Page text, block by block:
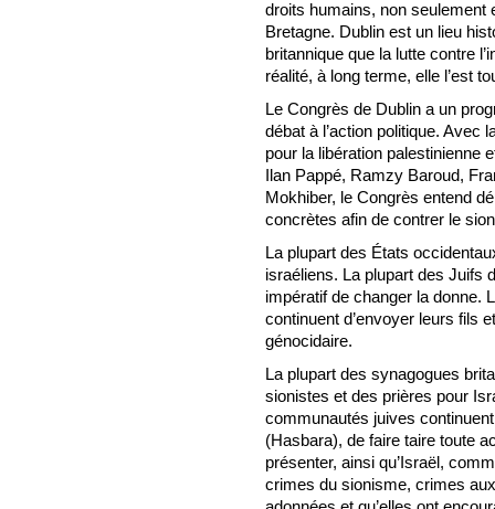
droits humains, non seulement
Bretagne. Dublin est un lieu
britannique que la lutte contre
réalité, à long terme, elle l’est
Le Congrès de Dublin a un
débat à l’action politique. Avec
pour la libération palestinienne
Ilan Pappé, Ramzy Baroud,
Mokhiber, le Congrès entend
concrètes afin de contrer le
La plupart des États
israéliens. La plupart des Juifs
impératif de changer la donne.
continuent d’envoyer leurs fils
génocidaire.
La plupart des synagogues
sionistes et des prières pour
communautés juives
(Hasbara), de faire taire toute
présenter, ainsi qu’Israël,
crimes du sionisme, crimes